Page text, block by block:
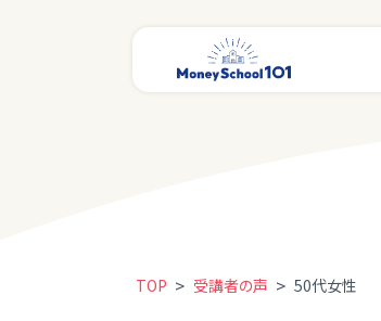
TOP > 受講者の声 > 50代女性